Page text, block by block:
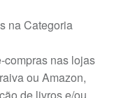
na Categoria
compras nas lojas
ou Amazon,
de livros e/ou